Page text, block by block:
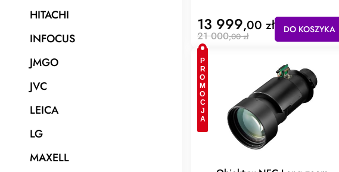
13 999,00 zł
21 000,00 zł
DO KOSZYKA
PROMOCJA
HITACHI
INFOCUS
JMGO
JVC
LEICA
LG
MAXELL